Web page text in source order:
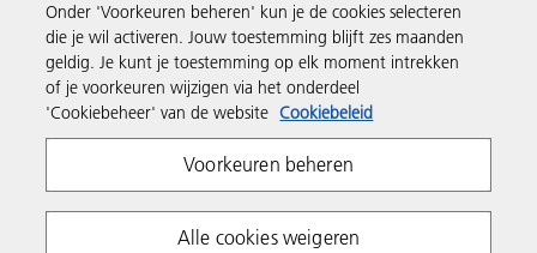
Support en contact
Inspiratie
Volg Ricoh
Onder 'Voorkeuren beheren' kun je de cookies selecteren
die je wil activeren. Jouw toestemming blijft zes maanden
geldig. Je kunt je toestemming op elk moment intrekken
of je voorkeuren wijzigen via het onderdeel
'Cookiebeheer' van de website Cookiebeleid
Voorkeuren beheren
Alle cookies weigeren